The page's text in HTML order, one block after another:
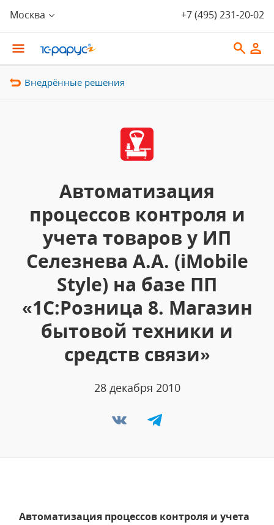
Москва +7 (495) 231-20-02
Внедрённые решения
Автоматизация
процессов контроля и
учета товаров у ИП
Селезнева А.А. (iMobile
Style) на базе ПП
«1С:Розница 8. Магазин
бытовой техники и
средств связи»
28 декабря 2010
Автоматизация процессов контроля и учета